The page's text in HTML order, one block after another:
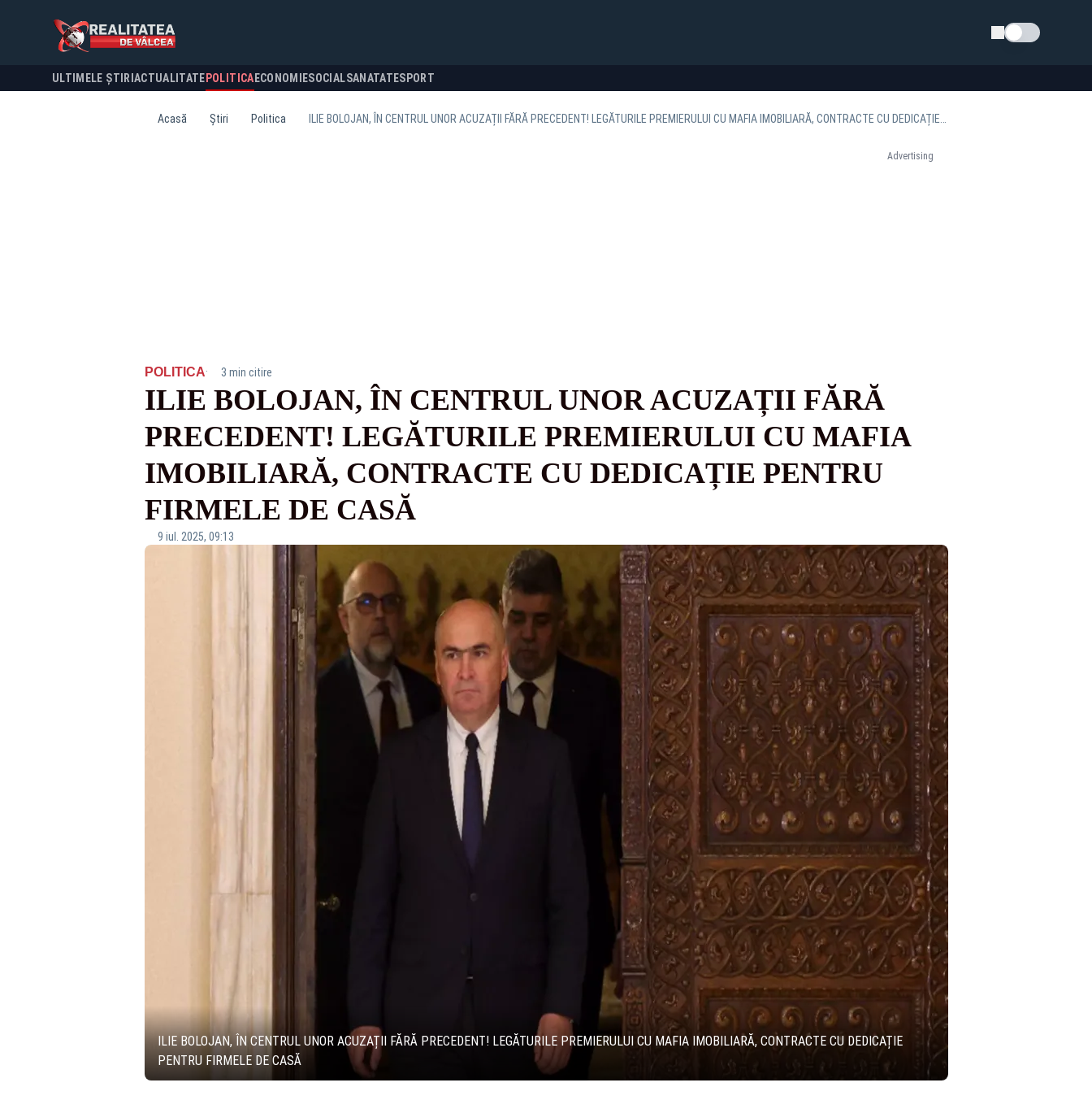
Schimba tema
ULTIMELE ȘTIRI ACTUALITATE POLITICA ECONOMIESOCIALSANATATESPORT
Acasă Știri Politica
Advertising
POLITICA· 3 min citire
ILIE BOLOJAN, ÎN CENTRUL UNOR ACUZAȚII FĂRĂ
PRECEDENT! LEGĂTURILE PREMIERULUI CU MAFIA
IMOBILIARĂ, CONTRACTE CU DEDICAȚIE PENTRU
FIRMELE DE CASĂ
9 iul. 2025, 09:13
ILIE BOLOJAN, ÎN CENTRUL UNOR ACUZAȚII FĂRĂ PRECEDENT! LEGĂTURILE PREMIERULUI CU MAFIA IMOBILIARĂ, CONTRACTE CU DEDICAȚIE
PENTRU FIRMELE DE CASĂ